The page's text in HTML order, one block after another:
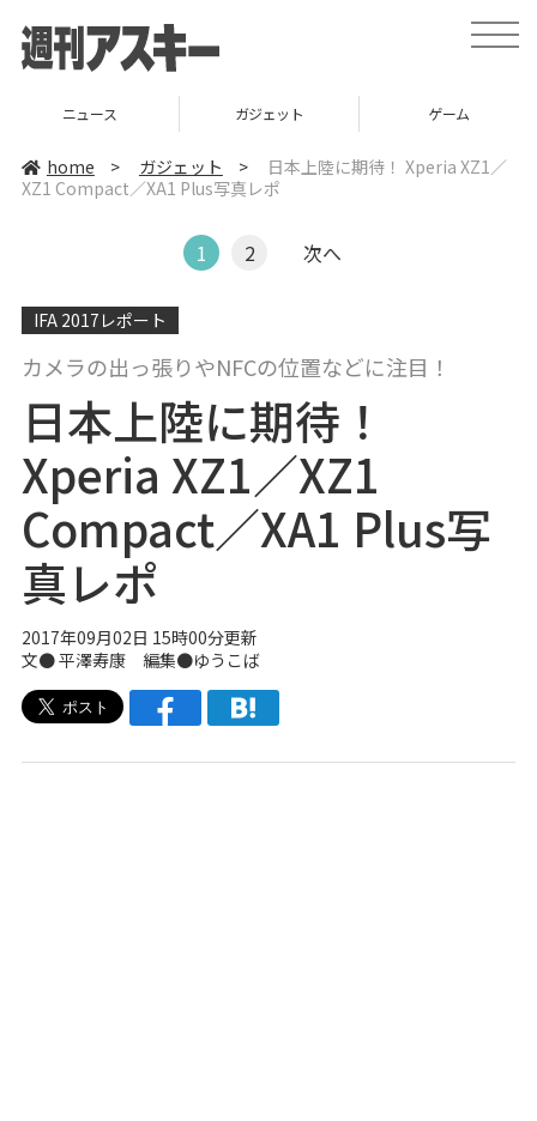
t
o
v
ニュース ガジェット ゲーム
home > ガジェット >
日本上陸に期待！ Xperia XZ1／
XZ1 Compact／XA1 Plus写真レポ
1 2 次へ
IFA 2017レポート
カメラの出っ張りやNFCの位置などに注目！
日本上陸に期待！
Xperia XZ1／XZ1
Compact／XA1 Plus写
真レポ
2017年09月02日 15時00分更新
文● 平澤寿康 編集●ゆうこば